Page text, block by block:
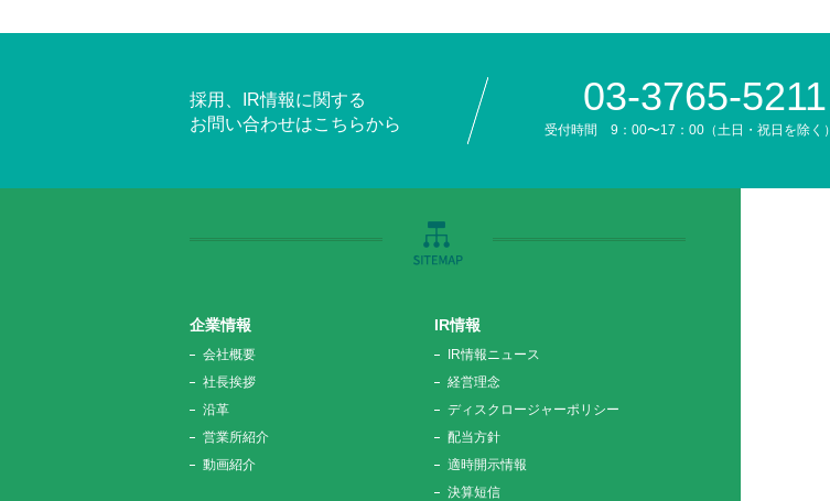
採用、IR情報に関する
お問い合わせはこちらから
03-3765-5211
受付時間 9：00〜17：00（土日・祝日を除く）
企業情報
会社概要
社長挨拶
沿革
営業所紹介
動画紹介
IR情報
IR情報ニュース
経営理念
ディスクロージャーポリシー
配当方針
適時開示情報
決算短信